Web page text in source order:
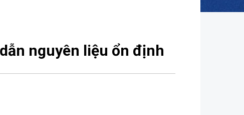
nguyên liệu ổn định